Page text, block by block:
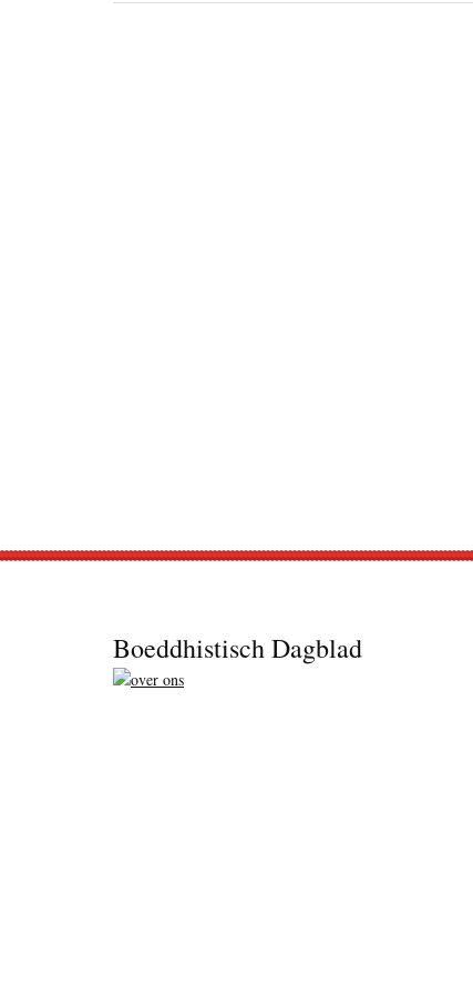
Boeddhistisch Dagblad